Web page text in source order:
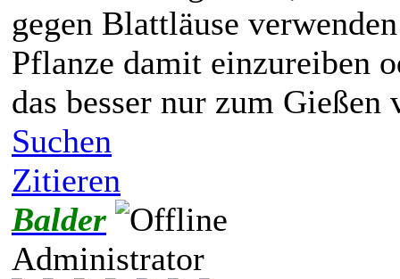
gegen Blattläuse
Pflanze damit einzureiben
das besser nur zum
Suchen
Zitieren
Balder
Administrator